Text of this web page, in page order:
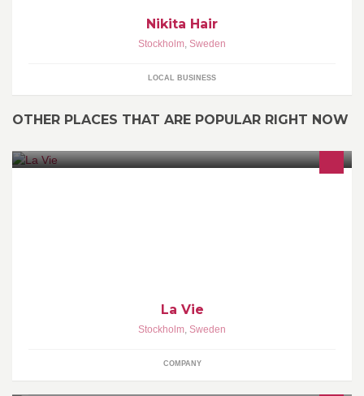
Nikita Hair
Stockholm, Sweden
LOCAL BUSINESS
OTHER PLACES THAT ARE POPULAR RIGHT NOW
La Vie
Stockholm, Sweden
COMPANY